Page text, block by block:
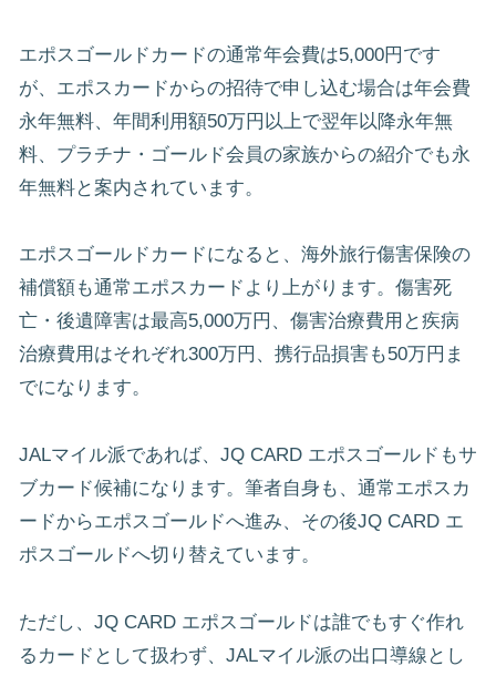
エポスゴールドカードの通常年会費は5,000円です
が、エポスカードからの招待で申し込む場合は年会費
永年無料、年間利用額50万円以上で翌年以降永年無
料、プラチナ・ゴールド会員の家族からの紹介でも永
年無料と案内されています。
エポスゴールドカードになると、海外旅行傷害保険の
補償額も通常エポスカードより上がります。傷害死
亡・後遺障害は最高5,000万円、傷害治療費用と疾病
治療費用はそれぞれ300万円、携行品損害も50万円ま
でになります。
JALマイル派であれば、JQ CARD エポスゴールドもサ
ブカード候補になります。筆者自身も、通常エポスカ
ードからエポスゴールドへ進み、その後JQ CARD エ
ポスゴールドへ切り替えています。
ただし、JQ CARD エポスゴールドは誰でもすぐ作れ
るカードとして扱わず、JALマイル派の出口導線とし